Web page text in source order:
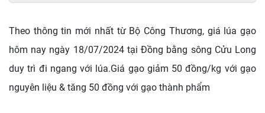
Theo thông tin mới nhất từ Bộ Công Thương, giá lúa gạo
hôm nay ngày 18/07/2024 tại Đồng bằng sông Cửu Long
duy trì đi ngang với lúa.Giá gạo giảm 50 đồng/kg với gạo
nguyên liệu & tăng 50 đồng với gạo thành phẩm